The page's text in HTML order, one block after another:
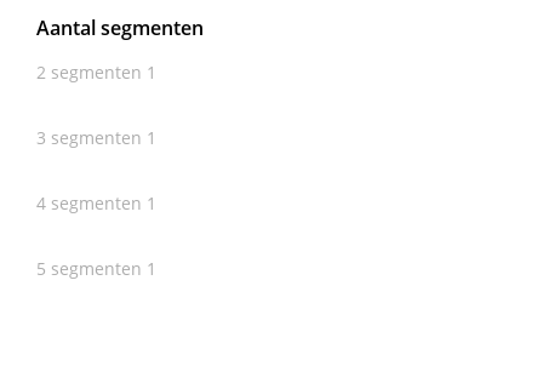
Aantal segmenten
2 segmenten 1
3 segmenten 1
4 segmenten 1
5 segmenten 1